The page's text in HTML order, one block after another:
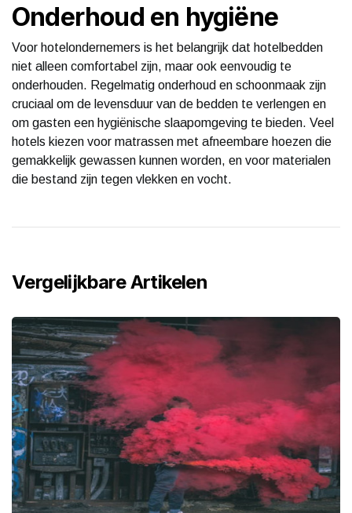
Onderhoud en hygiëne
Voor hotelondernemers is het belangrijk dat hotelbedden
niet alleen comfortabel zijn, maar ook eenvoudig te
onderhouden. Regelmatig onderhoud en schoonmaak zijn
cruciaal om de levensduur van de bedden te verlengen en
om gasten een hygiënische slaapomgeving te bieden. Veel
hotels kiezen voor matrassen met afneembare hoezen die
gemakkelijk gewassen kunnen worden, en voor materialen
die bestand zijn tegen vlekken en vocht.
Vergelijkbare Artikelen